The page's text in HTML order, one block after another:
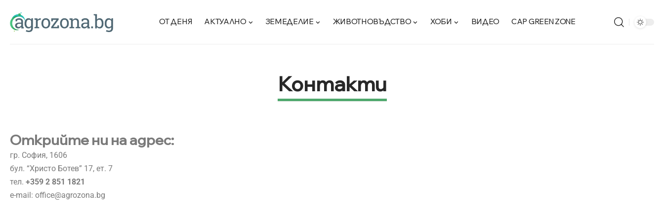
ОТ ДЕНЯ АКТУАЛНО ЗЕМЕДЕЛИЕ ЖИВОТНОВЪДСТВО ХОБИ ВИДЕО CAP GREEN ZONE
Контакти
Открийте ни на адрес:
гр. София, 1606
бул. “Христо Ботев” 17, ет. 7
тел. +359 2 851 1821
e-mail: office@agrozona.bg